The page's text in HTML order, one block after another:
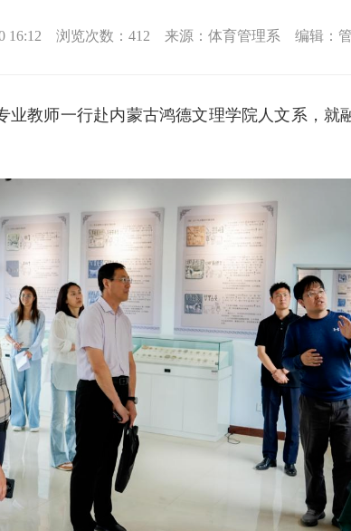
16:12 浏览次数： 412 来源：体育管理系 编辑：
业教师一行赴内蒙古鸿德文理学院人文系，就